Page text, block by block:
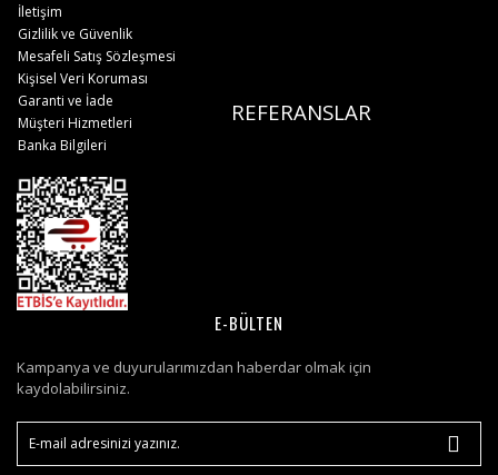
İletişim
Gizlilik ve Güvenlik
Mesafeli Satış Sözleşmesi
Kişisel Veri Koruması
REFERANSLAR
Garanti ve İade
Müşteri Hizmetleri
Banka Bilgileri
E-BÜLTEN
Kampanya ve duyurularımızdan haberdar olmak için
kaydolabilirsiniz.